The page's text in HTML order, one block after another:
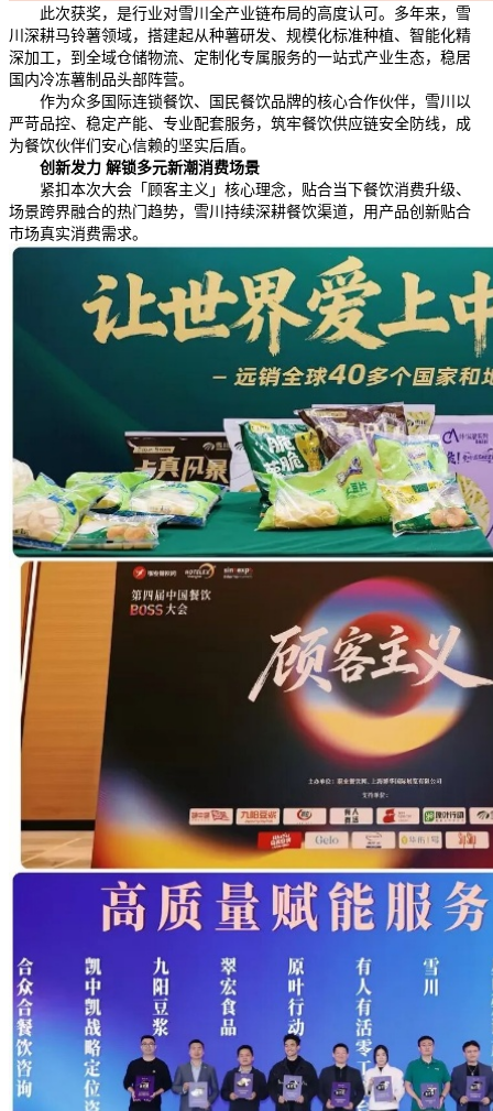
此次获奖，是行业对雪川全产业链布局的高度认可。多年来，雪
川深耕马铃薯领域，搭建起从种薯研发、规模化标准种植、智能化精
深加工，到全域仓储物流、定制化专属服务的一站式产业生态，稳居
国内冷冻薯制品头部阵营。
作为众多国际连锁餐饮、国民餐饮品牌的核心合作伙伴，雪川以
严苛品控、稳定产能、专业配套服务，筑牢餐饮供应链安全防线，成
为餐饮伙伴们安心信赖的坚实后盾。
创新发力 解锁多元新潮消费场景
紧扣本次大会「顾客主义」核心理念，贴合当下餐饮消费升级、
场景跨界融合的热门趋势，雪川持续深耕餐饮渠道，用产品创新贴合
市场真实消费需求。